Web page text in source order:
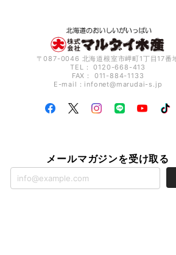
〒087-0046 北海道根室市岬町1丁目17番
TEL： 0120-668-413
FAX： 011-884-1133
E-mail： infonet@marudai-s.jp
メールマガジンを受け取る